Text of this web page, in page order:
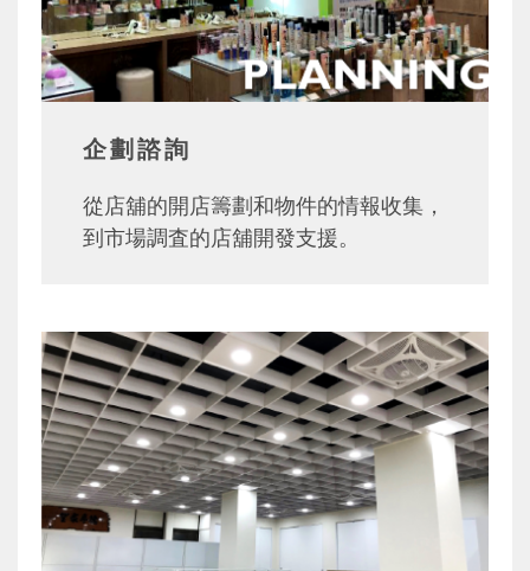
企劃諮詢
從店舖的開店籌劃和物件的情報收集，
到市場調査的店舖開發支援。